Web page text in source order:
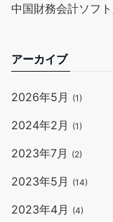
中国財務会計ソフ
アーカイブ
2026年5月 (1)
2024年2月 (1)
2023年7月 (2)
2023年5月 (14)
2023年4月 (4)